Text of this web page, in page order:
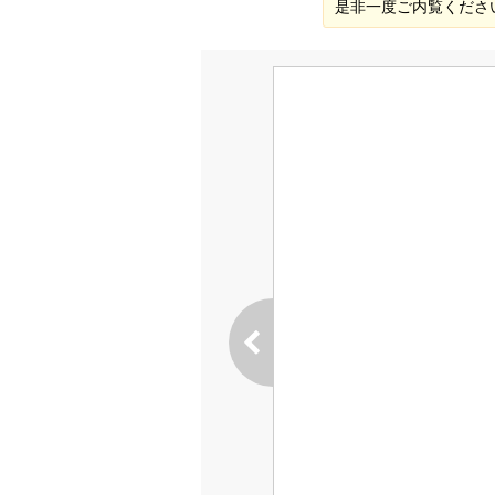
是非一度ご内覧くださ